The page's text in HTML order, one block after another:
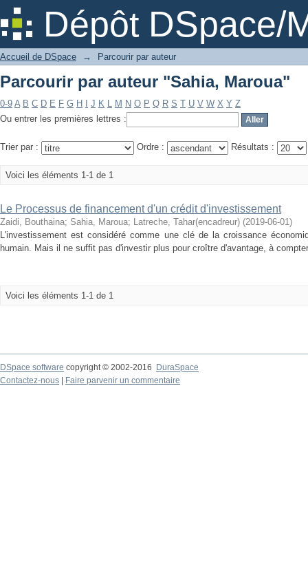
Dépôt DSpace/
Parcourir par auteur "Sahia, Maroua"
Accueil de DSpace → Parcourir par auteur
Parcourir par auteur "Sahia, Maroua"
0-9 A B C D E F G H J K L M N O P Q R S T U V W X Y Z
Ou entrer les premières lettres :
Trier par : Ordre : Résultats :
Voici les éléments 1-1 de 1
Le Processus de financement d'un crédit d'investissement
Zaidi, Bouthaina; Sahia, Maroua; Latreche, Tahar(encadreur) (2019-06-01)
L'investissement est considéré comme une clé de la croissance
humain. Mais il ne suffit pas d'investir plus pour croître d'avantage, à
Voici les éléments 1-1 de 1
DSpace software copyright © 2002-2016
DuraSpace
Contactez-nous
Faire parvenir un commentaire